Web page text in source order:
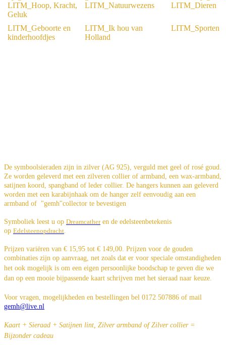
LITM_Hoop, Kracht,
Geluk
LITM_Natuurwezens LITM_Dieren
LITM_Geboorte en
kinderhoofdjes
LITM_Ik hou van
Holland
LITM_Sporten
De symboolsieraden zijn in zilver (AG 925), verguld met geel of rosé goud.
Ze worden geleverd met een zilveren collier of armband, een wax-armband,
satijnen koord, spangband of leder collier. De hangers kunnen aan geleverd
worden met een karabijnhaak om de hanger zelf eenvoudig aan een
armband of "gemh"collector te bevestigen
Symboliek leest u op Dreamcatheren de edelsteenbetekenis
op Edelsteenopdracht.
Prijzen variëren van € 15,95 tot € 149,00. Prijzen voor de gouden
combinaties zijn op aanvraag, net zoals dat er voor speciale omstandigheden
het ook mogelijk is om een eigen persoonlijke boodschap te geven die we
dan op een mooie bijpassende kaart schrijven met het sieraad naar keuze.
Voor vragen, mogelijkheden en bestellingen bel 0172 507886 of mail
gemh@live.nl
Kaart + Sieraad + Satijnen lint, Zilver armband of Zilver collier =
Bijzonder cadeau